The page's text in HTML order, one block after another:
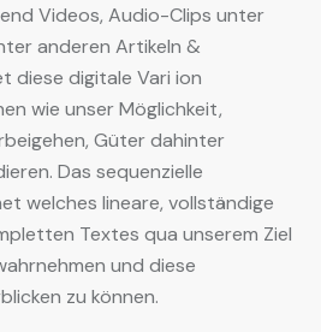
Videos, Audio-Clips unter
anderen Artikeln &
diese digitale Vari ion
wie unser Möglichkeit,
Güter dahinter
Das sequenzielle
welches lineare, vollständige
Textes qua unserem Ziel
und diese
zu können.